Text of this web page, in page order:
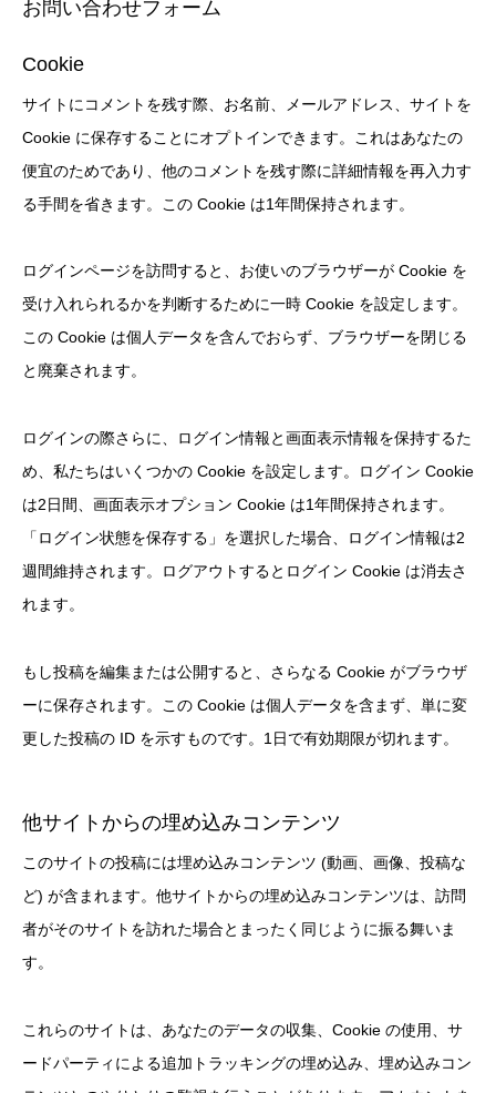
お問い合わせフォーム
Cookie
サイトにコメントを残す際、お名前、メールアドレス、サイトを
Cookie に保存することにオプトインできます。これはあなたの
便宜のためであり、他のコメントを残す際に詳細情報を再入力す
る手間を省きます。この Cookie は1年間保持されます。
ログインページを訪問すると、お使いのブラウザーが Cookie を
受け入れられるかを判断するために一時 Cookie を設定します。
この Cookie は個人データを含んでおらず、ブラウザーを閉じる
と廃棄されます。
ログインの際さらに、ログイン情報と画面表示情報を保持するた
め、私たちはいくつかの Cookie を設定します。ログイン Cookie
は2日間、画面表示オプション Cookie は1年間保持されます。
「ログイン状態を保存する」を選択した場合、ログイン情報は2
週間維持されます。ログアウトするとログイン Cookie は消去さ
れます。
もし投稿を編集または公開すると、さらなる Cookie がブラウザ
ーに保存されます。この Cookie は個人データを含まず、単に変
更した投稿の ID を示すものです。1日で有効期限が切れます。
他サイトからの埋め込みコンテンツ
このサイトの投稿には埋め込みコンテンツ (動画、画像、投稿な
ど) が含まれます。他サイトからの埋め込みコンテンツは、訪問
者がそのサイトを訪れた場合とまったく同じように振る舞いま
す。
これらのサイトは、あなたのデータの収集、Cookie の使用、サ
ードパーティによる追加トラッキングの埋め込み、埋め込みコン